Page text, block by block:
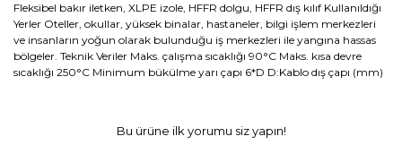
Fleksibel bakır iletken, XLPE izole, HFFR dolgu, HFFR dış kılıf Kullanıldığı
Yerler Oteller, okullar, yüksek binalar, hastaneler, bilgi işlem merkezleri
ve insanların yoğun olarak bulunduğu iş merkezleri ile yangına hassas
bölgeler. Teknik Veriler Maks. çalışma sıcaklığı 90°C Maks. kısa devre
sıcaklığı 250°C Minimum bükülme yarı çapı 6*D D:Kablo dış çapı (mm)
Bu ürüne ilk yorumu siz yapın!